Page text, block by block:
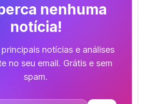
nenhuma
notícia!
notícias e análises
no seu email. Grátis e sem
spam.